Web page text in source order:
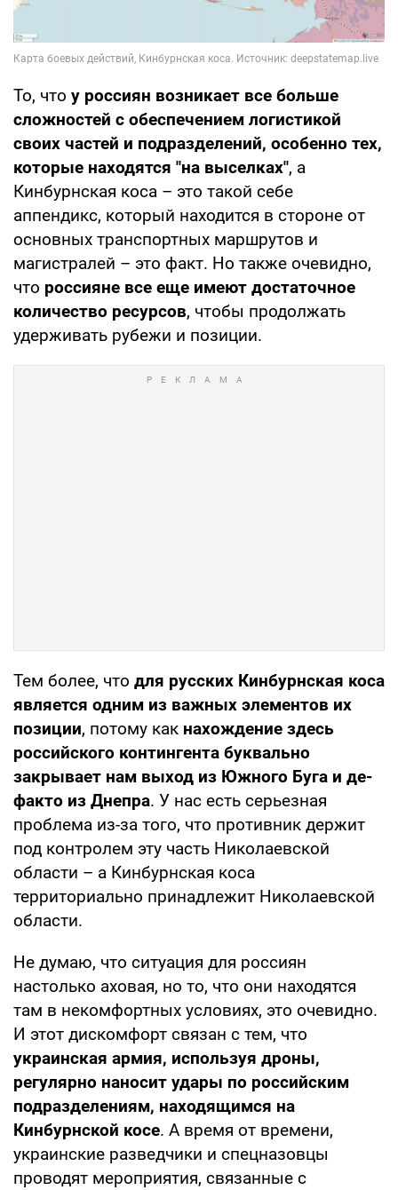
То, что у россиян возникает все больше
сложностей с обеспечением логистикой
своих частей и подразделений, особенно тех,
которые находятся "на выселках", а
Кинбурнская коса – это такой себе
аппендикс, который находится в стороне от
основных транспортных маршрутов и
магистралей – это факт. Но также очевидно,
что россияне все еще имеют достаточное
количество ресурсов, чтобы продолжать
удерживать рубежи и позиции.
Тем более, что для русских Кинбурнская коса
является одним из важных элементов их
позиции, потому как нахождение здесь
российского контингента буквально
закрывает нам выход из Южного Буга и де-
факто из Днепра. У нас есть серьезная
проблема из-за того, что противник держит
под контролем эту часть Николаевской
области – а Кинбурнская коса
территориально принадлежит Николаевской
области.
Не думаю, что ситуация для россиян
настолько аховая, но то, что они находятся
там в некомфортных условиях, это очевидно.
И этот дискомфорт связан с тем, что
украинская армия, используя дроны,
регулярно наносит удары по российским
подразделениям, находящимся на
Кинбурнской косе. А время от времени,
украинские разведчики и спецназовцы
проводят мероприятия, связанные с